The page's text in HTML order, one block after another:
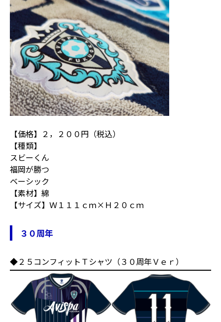
【価格】２，２００円（税込）
【種類】
スビーくん
福岡が勝つ
ベーシック
【素材】綿
【サイズ】Ｗ１１１ｃｍ×Ｈ２０ｃｍ
３０周年
◆２５コンフィットＴシャツ（３０周年Ｖｅｒ）